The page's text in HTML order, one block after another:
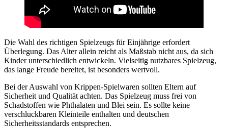
Die Wahl des richtigen Spielzeugs für Einjährige erfordert
Überlegung. Das Alter allein reicht als Maßstab nicht aus, da sich
Kinder unterschiedlich entwickeln. Vielseitig nutzbares Spielzeug,
das lange Freude bereitet, ist besonders wertvoll.
Bei der Auswahl von Krippen-Spielwaren sollten Eltern auf
Sicherheit und Qualität achten. Das Spielzeug muss frei von
Schadstoffen wie Phthalaten und Blei sein. Es sollte keine
verschluckbaren Kleinteile enthalten und deutschen
Sicherheitsstandards entsprechen.